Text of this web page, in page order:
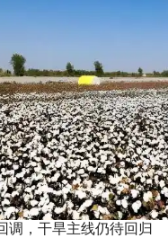
调，干旱主线仍待回归